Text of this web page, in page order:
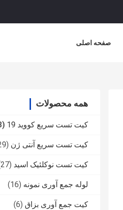
صفحه اصلی
همه محصولات
کیت تست سریع کووید 19 (38)
کیت تست سریع آنتی ژن (29)
کیت تست نوکلئیک اسید (27)
لوله جمع آوری نمونه (16)
کیت جمع آوری بزاق (6)